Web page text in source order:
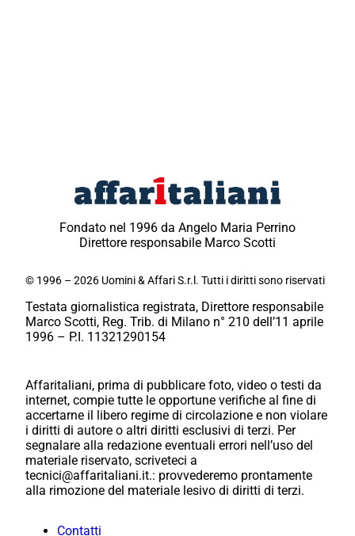
Fondato nel 1996 da Angelo Maria Perrino
Direttore responsabile Marco Scotti
© 1996 – 2026 Uomini & Affari S.r.l. Tutti i diritti sono riservati
Testata giornalistica registrata, Direttore responsabile
Marco Scotti, Reg. Trib. di Milano n° 210 dell’11 aprile
1996 – P.I. 11321290154
Affaritaliani, prima di pubblicare foto, video o testi da
internet, compie tutte le opportune verifiche al fine di
accertarne il libero regime di circolazione e non violare
i diritti di autore o altri diritti esclusivi di terzi. Per
segnalare alla redazione eventuali errori nell’uso del
materiale riservato, scriveteci a
tecnici@affaritaliani.it.: provvederemo prontamente
alla rimozione del materiale lesivo di diritti di terzi.
Contatti